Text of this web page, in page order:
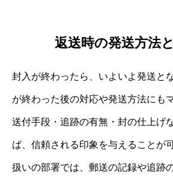
返送時の発送方法
封入が終わったら、いよいよ発送と
が終わった後の対応や発送方法にも
送付手段・追跡の有無・封の仕上げ
ば、信頼される印象を与えることが
扱いの部署では、郵送の記録や追跡